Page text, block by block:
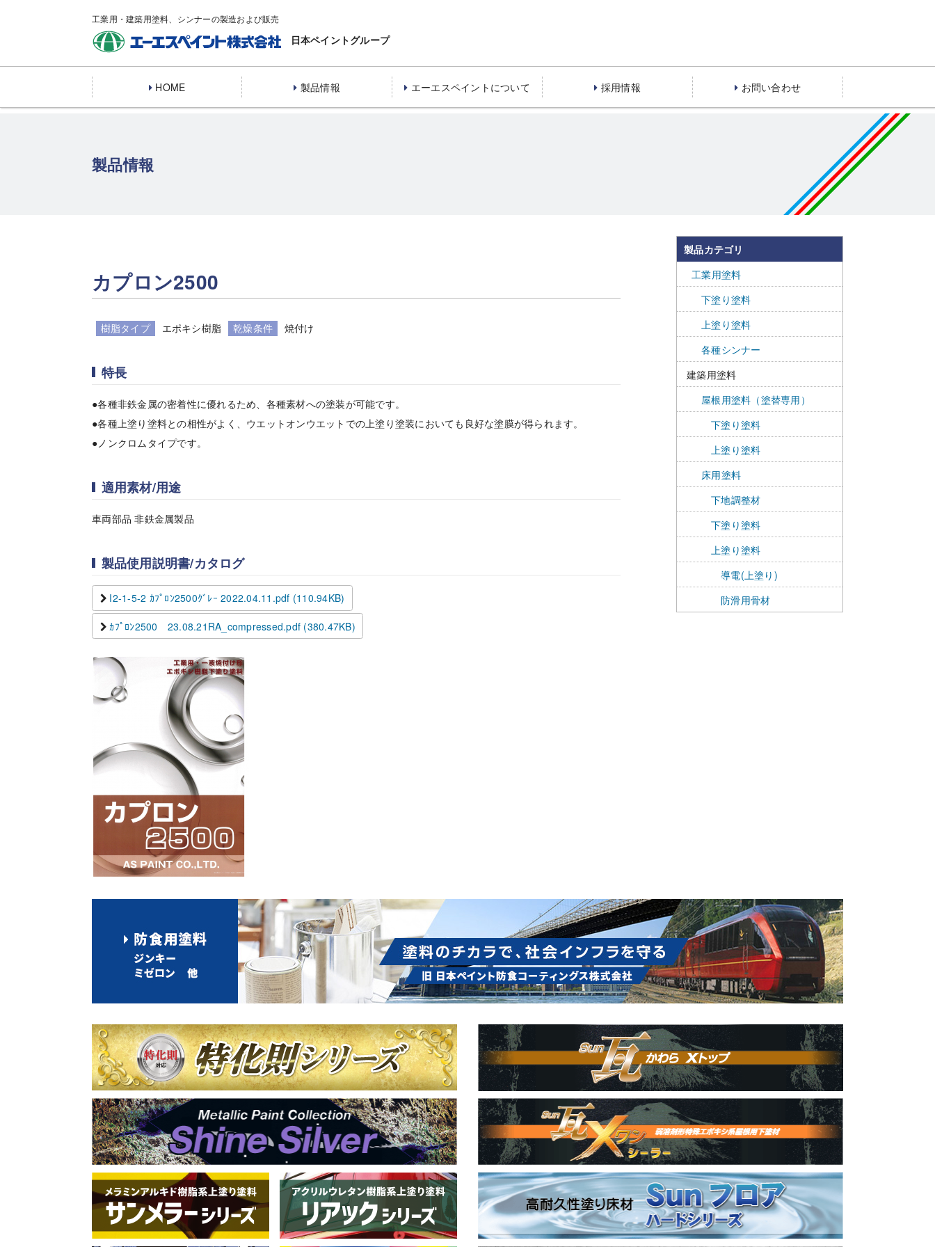
工業用・建築用塗料、シンナーの製造および販売
日本ペイントグループ
HOME 製品情報 エーエスペイントについて 採用情報 お問い合わせ
製品情報
カプロン2500
樹脂タイプ エポキシ樹脂 乾燥条件 焼付け
特長
●各種非鉄金属の密着性に優れるため、各種素材への塗装が可能です。
●各種上塗り塗料との相性がよく、ウエットオンウエットでの上塗り塗装においても良好な塗膜が得られます。
●ノンクロムタイプです。
適用素材/用途
車両部品 非鉄金属製品
製品使用説明書/カタログ
I2-1-5-2 ｶﾌﾟﾛﾝ2500ｸﾞﾚｰ 2022.04.11.pdf (110.94KB)
ｶﾌﾟﾛﾝ2500 23.08.21RA_compressed.pdf (380.47KB)
製品カテゴリ
工業用塗料
下塗り塗料
上塗り塗料
各種シンナー
建築用塗料
屋根用塗料（塗替専用）
下塗り塗料
上塗り塗料
床用塗料
下地調整材
下塗り塗料
上塗り塗料
導電(上塗り)
防滑用骨材